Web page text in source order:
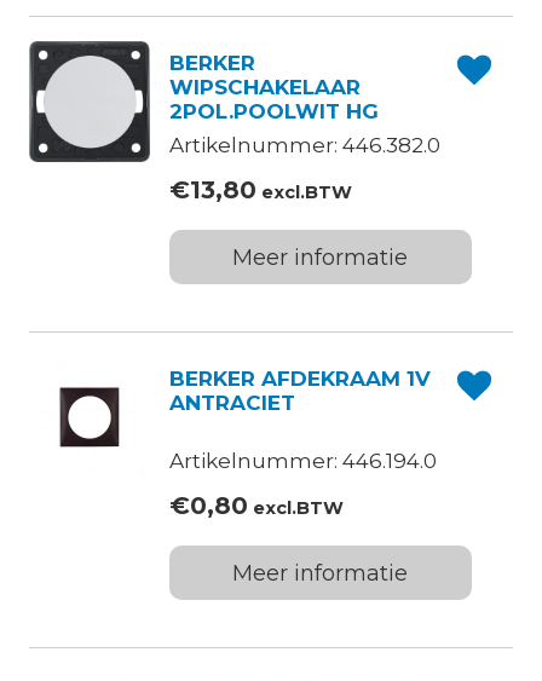
BERKER
WIPSCHAKELAAR
2POL.POOLWIT HG
Artikelnummer: 446.382.0
€13,80 excl.BTW
Meer informatie
BERKER AFDEKRAAM 1V
ANTRACIET
Artikelnummer: 446.194.0
€0,80 excl.BTW
Meer informatie